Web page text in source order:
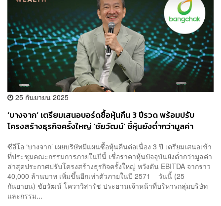
25 กันยายน 2025
‘บางจาก’ เตรียมเสนอบอร์ดซื้อหุ้นคืน 3 ปีรวด พร้อมปรับ
โครงสร้างธุรกิจครั้งใหญ่ ‘ชัยวัฒน์’ ชี้หุ้นยังต่ำกว่ามูลค่า
ซีอีโอ ‘บางจาก’ เผยบริษัทมีแผนซื้อหุ้นคืนต่อเนื่อง 3 ปี เตรียมเสนอเข้า
ที่ประชุมคณะกรรมการภายในปีนี้ เชื่อราคาหุ้นปัจจุบันยังต่ำกว่ามูลค่า
ล่าสุดประกาศปรับโครงสร้างธุรกิจครั้งใหญ่ หวังดัน EBITDA จากราว
40,000 ล้านบาท เพิ่มขึ้นอีกเท่าตัวภายในปี 2571 วันนี้ (25
กันยายน) ชัยวัฒน์ โควาวิสารัช ประธานเจ้าหน้าที่บริหารกลุ่มบริษัท
และกรรม...